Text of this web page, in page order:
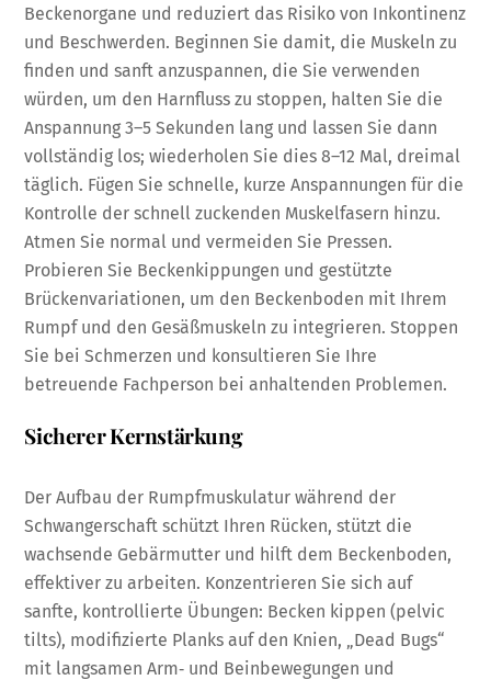
Beckenorgane und reduziert das Risiko von Inkontinenz
und Beschwerden. Beginnen Sie damit, die Muskeln zu
finden und sanft anzuspannen, die Sie verwenden
würden, um den Harnfluss zu stoppen, halten Sie die
Anspannung 3–5 Sekunden lang und lassen Sie dann
vollständig los; wiederholen Sie dies 8–12 Mal, dreimal
täglich. Fügen Sie schnelle, kurze Anspannungen für die
Kontrolle der schnell zuckenden Muskelfasern hinzu.
Atmen Sie normal und vermeiden Sie Pressen.
Probieren Sie Beckenkippungen und gestützte
Brückenvariationen, um den Beckenboden mit Ihrem
Rumpf und den Gesäßmuskeln zu integrieren. Stoppen
Sie bei Schmerzen und konsultieren Sie Ihre
betreuende Fachperson bei anhaltenden Problemen.
Sicherer Kernstärkung
Der Aufbau der Rumpfmuskulatur während der
Schwangerschaft schützt Ihren Rücken, stützt die
wachsende Gebärmutter und hilft dem Beckenboden,
effektiver zu arbeiten. Konzentrieren Sie sich auf
sanfte, kontrollierte Übungen: Becken kippen (pelvic
tilts), modifizierte Planks auf den Knien, „Dead Bugs“
mit langsamen Arm‑ und Beinbewegungen und